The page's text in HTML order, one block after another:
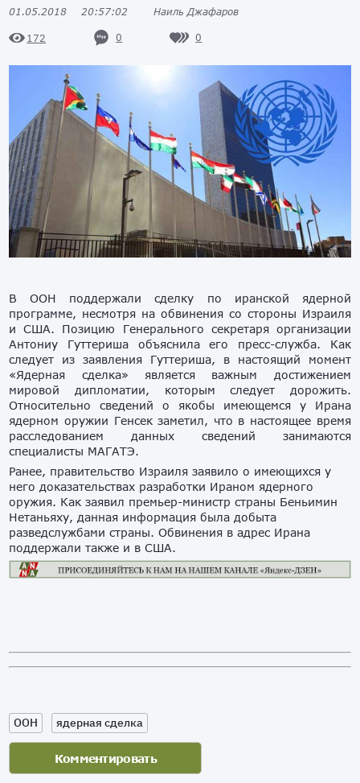
01.05.2018 20:57:02 Наиль Джафаров
172 0 0
В ООН поддержали сделку по иранской ядерной
программе, несмотря на обвинения со стороны Израиля
и США. Позицию Генерального секретаря организации
Антониу Гуттериша объяснила его пресс-служба. Как
следует из заявления Гуттериша, в настоящий момент
«Ядерная сделка» является важным достижением
мировой дипломатии, которым следует дорожить.
Относительно сведений о якобы имеющемся у Ирана
ядерном оружии Генсек заметил, что в настоящее время
расследованием данных сведений занимаются
специалисты МАГАТЭ.
Ранее, правительство Израиля заявило о имеющихся у
него доказательствах разработки Ираном ядерного
оружия. Как заявил премьер-министр страны Беньимин
Нетаньяху, данная информация была добыта
разведслужбами страны. Обвинения в адрес Ирана
поддержали также и в США.
ООН ядерная сделка